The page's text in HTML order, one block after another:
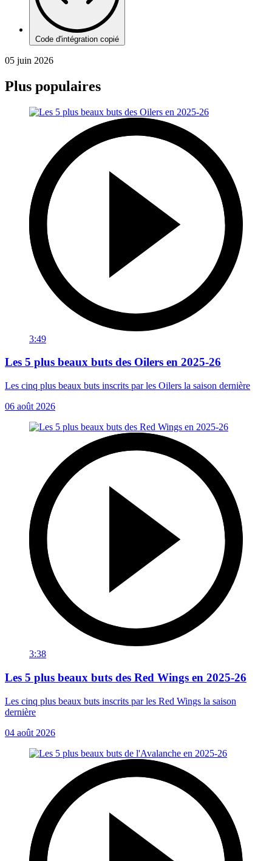
Code d'intégration copié
05 juin 2026
Plus populaires
3:49
Les 5 plus beaux buts des Oilers en 2025-26
Les cinq plus beaux buts inscrits par les Oilers la saison dernière
06 août 2026
3:38
Les 5 plus beaux buts des Red Wings en 2025-26
Les cinq plus beaux buts inscrits par les Red Wings la saison
dernière
04 août 2026